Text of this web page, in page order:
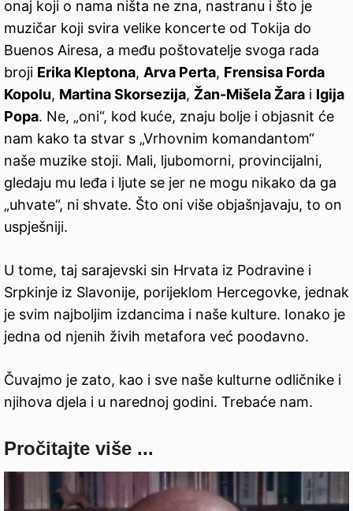
onaj koji o nama ništa ne zna, nastranu i što je
muzičar koji svira velike koncerte od Tokija do
Buenos Airesa, a među poštovatelje svoga rada
broji Erika Kleptona, Arva Perta, Frensisa Forda
Kopolu, Martina Skorsezija, Žan-Mišela Žara i Igija
Popa. Ne, „oni“, kod kuće, znaju bolje i objasnit će
nam kako ta stvar s „Vrhovnim komandantom“
naše muzike stoji. Mali, ljubomorni, provincijalni,
gledaju mu leđa i ljute se jer ne mogu nikako da ga
„uhvate“, ni shvate. Što oni više objašnjavaju, to on
uspješniji.
U tome, taj sarajevski sin Hrvata iz Podravine i
Srpkinje iz Slavonije, porijeklom Hercegovke, jednak
je svim najboljim izdancima i naše kulture. Ionako je
jedna od njenih živih metafora već poodavno.
Čuvajmo je zato, kao i sve naše kulturne odličnike i
njihova djela i u narednoj godini. Trebaće nam.
Pročitajte više ...